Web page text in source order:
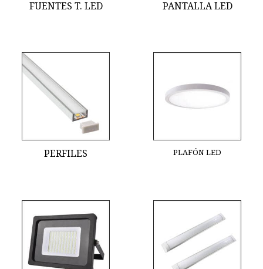
FUENTES T. LED PANTALLA LED
PERFILES PLAFÓN LED